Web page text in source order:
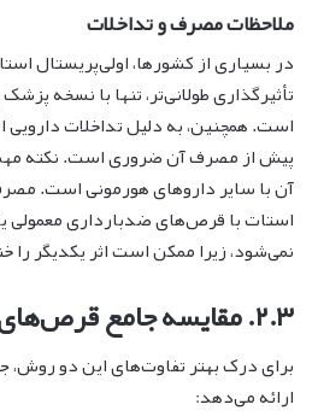
ملاحظات مصرف و تداخلات
در بسیاری از کشورها، اولی‌پریستال
تأثیرگذاری طولانی‌تر، تنها با نسخه
است. همچنین، به دلیل تداخلات
پیش از مصرف آن ضروری است. نکته مهم
آن با سایر داروهای هورمونی است.
استات با قرص‌های ضدبارداری معمولی
نمی‌شود، زیرا ممکن است اثر یکدیگر را
۲.۳. مقایسه جامع قرص‌های اورژانسی
برای درک بهتر تفاوت‌های این دو
ارائه می‌دهد: